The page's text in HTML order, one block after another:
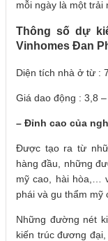
mỗi ngày là một trải
Thông số dự
Vinhomes Đan
Diện tích nhà ở từ :
Giá dao động : 3,8
– Đỉnh cao của
Được tạo ra từ
hàng đầu, những
mỹ cao, hài hòa,…
phái và gu thẩm mỹ
Những đường nét
kiến trúc đương